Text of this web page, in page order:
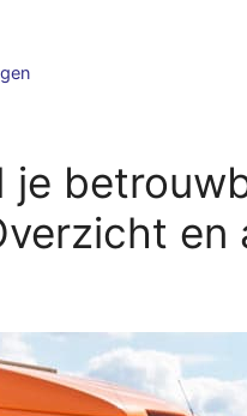
je
en